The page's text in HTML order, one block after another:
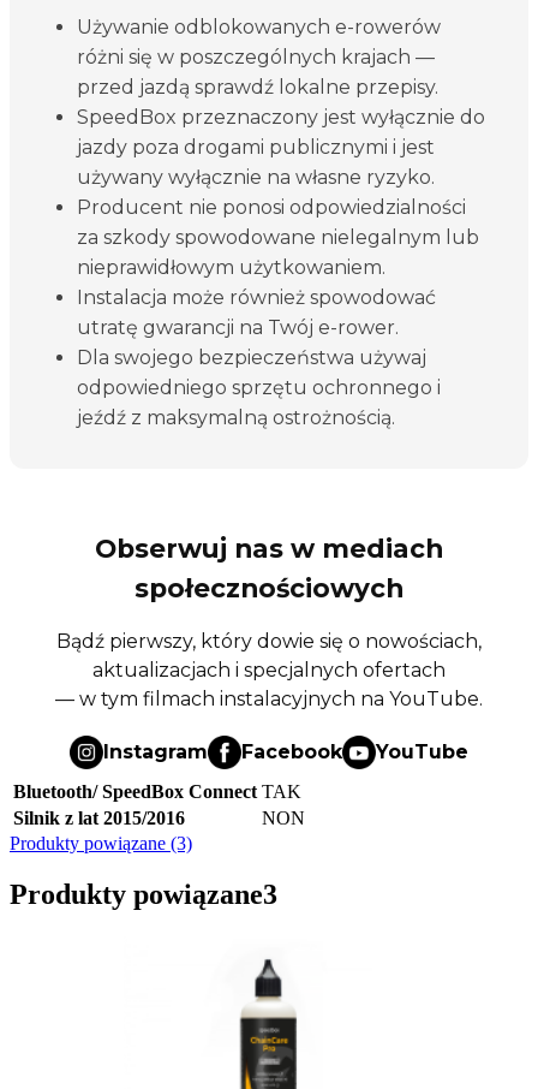
Używanie odblokowanych e-rowerów
różni się w poszczególnych krajach —
przed jazdą sprawdź lokalne przepisy.
SpeedBox przeznaczony jest wyłącznie do
jazdy poza drogami publicznymi i jest
używany wyłącznie na własne ryzyko.
Producent nie ponosi odpowiedzialności
za szkody spowodowane nielegalnym lub
nieprawidłowym użytkowaniem.
Instalacja może również spowodować
utratę gwarancji na Twój e-rower.
Dla swojego bezpieczeństwa używaj
odpowiedniego sprzętu ochronnego i
jeźdź z maksymalną ostrożnością.
Obserwuj nas w mediach
społecznościowych
Bądź pierwszy, który dowie się o nowościach,
aktualizacjach i specjalnych ofertach
— w tym filmach instalacyjnych na YouTube.
Instagram Facebook YouTube
Bluetooth/ SpeedBox Connect TAK
Silnik z lat 2015/2016
NON
Produkty powiązane (3)
Produkty powiązane3